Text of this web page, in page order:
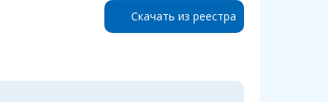
Скачать из реестра